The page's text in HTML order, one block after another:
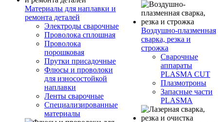
Материалы для наплавки и
ремонта деталей
Электроды сварочные
Проволока сплошная
Проволока
порошковая
Прутки присадочные
Флюсы и проволоки
для износостойкой
наплавки
Ленты сварочные
Специализированные
материалы
Воздушно-плазменная
сварка, резка и
строжка
Сварочные
аппараты
PLASMA CUT
Плазмотроны
Запасные части
PLASMA